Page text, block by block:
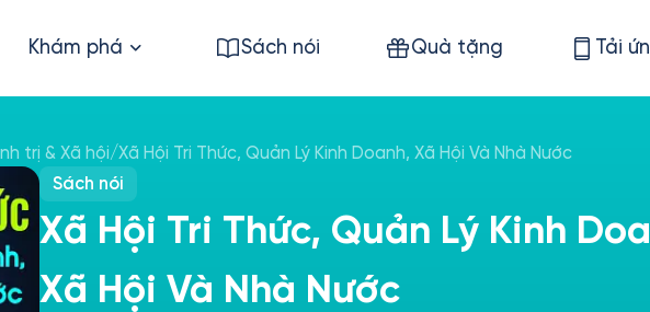
Khám phá Sách nói Quà tặng Tải
trị & Xã hội/Xã Hội Tri Thức, Quản Lý Kinh Doanh, Xã Hội Và Nhà Nước
Sách nói
Xã Hội Tri Thức, Quản Lý Kinh
Xã Hội Và Nhà Nước